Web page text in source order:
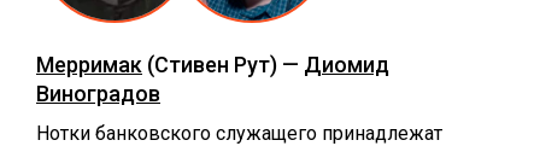
Мерримак (Стивен Рут) — Диомид
Виноградов
Нотки банковского служащего принадлежат